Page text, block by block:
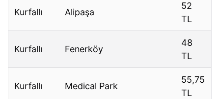
Kurfallı Alipaşa
52
TL
Kurfallı Fenerköy
48
TL
Kurfallı Medical Park
55,75
TL